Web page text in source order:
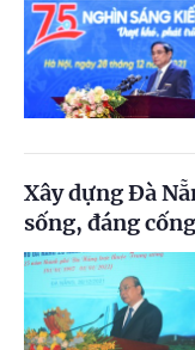
Xây dựng Đà
sống, đáng